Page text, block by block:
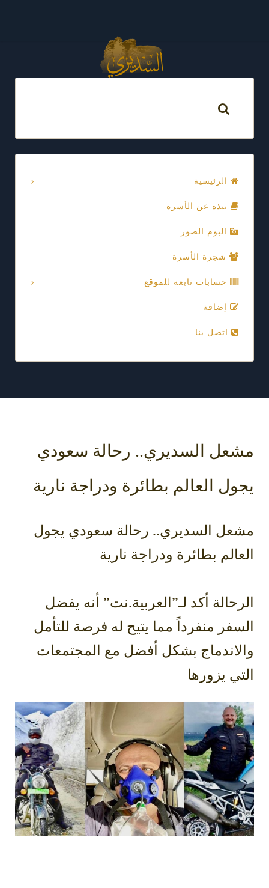
الرئيسية
نبذه عن الأسرة
البوم الصور
شجرة الأسرة
حسابات تابعه للموقع
إضافة
اتصل بنا
مشعل السديري.. رحالة سعودي
يجول العالم بطائرة ودراجة نارية
مشعل السديري.. رحالة سعودي يجول
العالم بطائرة ودراجة نارية
الرحالة أكد لـ”العربية.نت” أنه يفضل
السفر منفرداً مما يتيح له فرصة للتأمل
والاندماج بشكل أفضل مع المجتمعات
التي يزورها